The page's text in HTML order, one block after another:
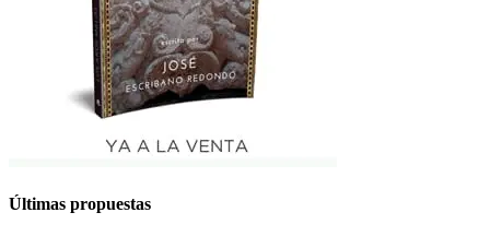
Últimas propuestas